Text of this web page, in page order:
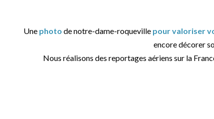
Une photo de notre-dame-roqueville pour valoriser
encore décorer
Nous réalisons des reportages aériens sur la